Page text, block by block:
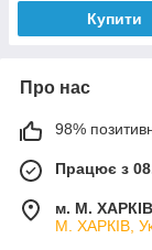
Купити
Про нас
98%
Працює з
м. М. ХАРКІВ
М. ХАРКІВ,